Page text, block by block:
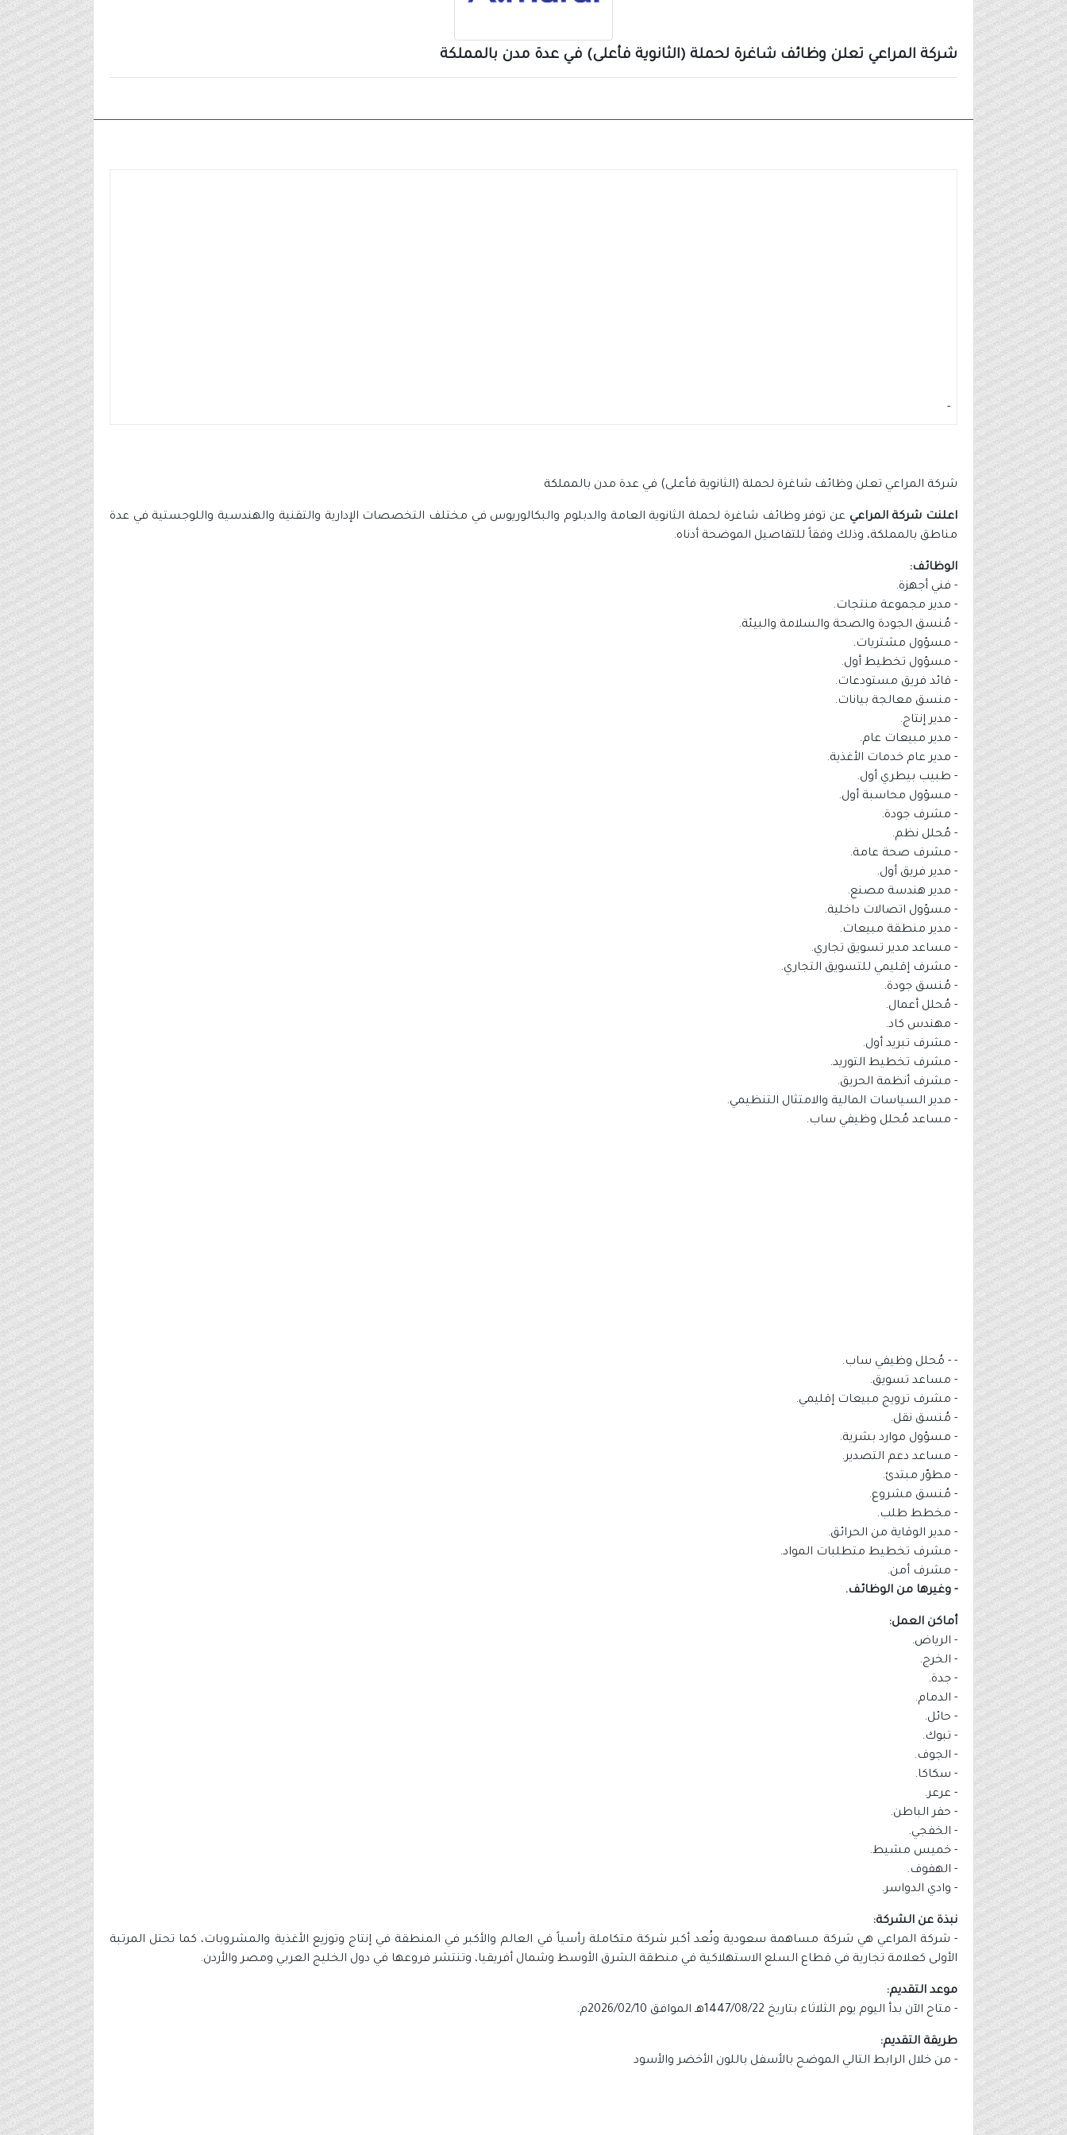
شركة المراعي تعلن وظائف شاغرة لحملة (الثانوية فأعلى) في عدة مدن بالمملكة
-
شركة المراعي تعلن وظائف شاغرة لحملة (الثانوية فأعلى) في عدة مدن بالمملكة
اعلنت شركة المراعي عن توفر وظائف شاغرة لحملة الثانوية العامة والدبلوم والبكالوريوس في مختلف التخصصات الإدارية والتقنية والهندسية واللوجستية في عدة
مناطق بالمملكة، وذلك وفقاً للتفاصيل الموضحة أدناه.
الوظائف:
- فني أجهزة.
- مدير مجموعة منتجات.
- مُنسق الجودة والصحة والسلامة والبيئة.
- مسؤول مشتريات.
- مسؤول تخطيط أول.
- قائد فريق مستودعات.
- منسق معالجة بيانات.
- مدير إنتاج.
- مدير مبيعات عام.
- مدير عام خدمات الأغذية.
- طبيب بيطري أول.
- مسؤول محاسبة أول.
- مشرف جودة.
- مُحلل نظم.
- مشرف صحة عامة.
- مدير فريق أول.
- مدير هندسة مصنع.
- مسؤول اتصالات داخلية.
- مدير منطقة مبيعات.
- مساعد مدير تسويق تجاري.
- مشرف إقليمي للتسويق التجاري.
- مُنسق جودة.
- مُحلل أعمال.
- مهندس كاد.
- مشرف تبريد أول.
- مشرف تخطيط التوريد.
- مشرف أنظمة الحريق.
- مدير السياسات المالية والامتثال التنظيمي.
- مساعد مُحلل وظيفي ساب.
- - مُحلل وظيفي ساب.
- مساعد تسويق.
- مشرف ترويج مبيعات إقليمي.
- مُنسق نقل.
- مسؤول موارد بشرية.
- مساعد دعم التصدير.
- مطوّر مبتدئ.
- مُنسق مشروع.
- مخطط طلب.
- مدير الوقاية من الحرائق.
- مشرف تخطيط متطلبات المواد.
- مشرف أمن.
- وغيرها من الوظائف.
أماكن العمل:
- الرياض.
- الخرج.
- جدة.
- الدمام.
- حائل.
- تبوك.
- الجوف.
- سكاكا.
- عرعر.
- حفر الباطن.
- الخفجي.
- خميس مشيط.
- الهفوف.
- وادي الدواسر.
نبذة عن الشركة:
- شركة المراعي هي شركة مساهمة سعودية وتُعد أكبر شركة متكاملة رأسياً في العالم والأكبر في المنطقة في إنتاج وتوزيع الأغذية والمشروبات، كما تحتل المرتبة
الأولى كعلامة تجارية في قطاع السلع الاستهلاكية في منطقة الشرق الأوسط وشمال أفريقيا، وتنتشر فروعها في دول الخليج العربي ومصر والأردن.
موعد التقديم:
- متاح الآن بدأ اليوم يوم الثلاثاء بتاريخ 1447/08/22هـ الموافق 2026/02/10م.
طريقة التقديم:
- من خلال الرابط التالي الموضح بالأسفل باللون الأخضر والأسود